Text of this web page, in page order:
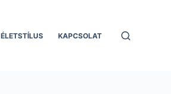
ÉLETSTÍLUS KAPCSOLAT